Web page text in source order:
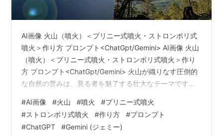
AI画像 火山（噴火）＜プリニー式噴火・ストロンボリ式
噴火＞作り方 プロンプト<ChatGpt/Gemini> AI画像 火山
（噴火）＜プリニー式噴火・ストロンボリ式噴火＞作り
方 プロンプト<ChatGpt/Gemini> 火山が織りなす圧倒的
な自然の営みは、見る者を魅了する壮大なテーマです。
表情を見せる「プリニー式噴火」と「ストロンボリ式噴
火」は、AI画像生成において非常にドラマチックな作品
を生み出すことができます。それぞれの噴火が持つ特徴
#AI画像 #火山 #噴火 #プリニー式噴火
#ストロンボリ式噴火 #作り方 #プロンプト
#ChatGPT #Gemini (ジェミー)